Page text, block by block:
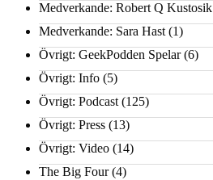
Medverkande: Robert Q Kustosik
Medverkande: Sara Hast (1)
Övrigt: GeekPodden Spelar(6)
Övrigt: Info (5)
Övrigt: Podcast (125)
Övrigt: Press (13)
Övrigt: Video (14)
The Big Four(4)